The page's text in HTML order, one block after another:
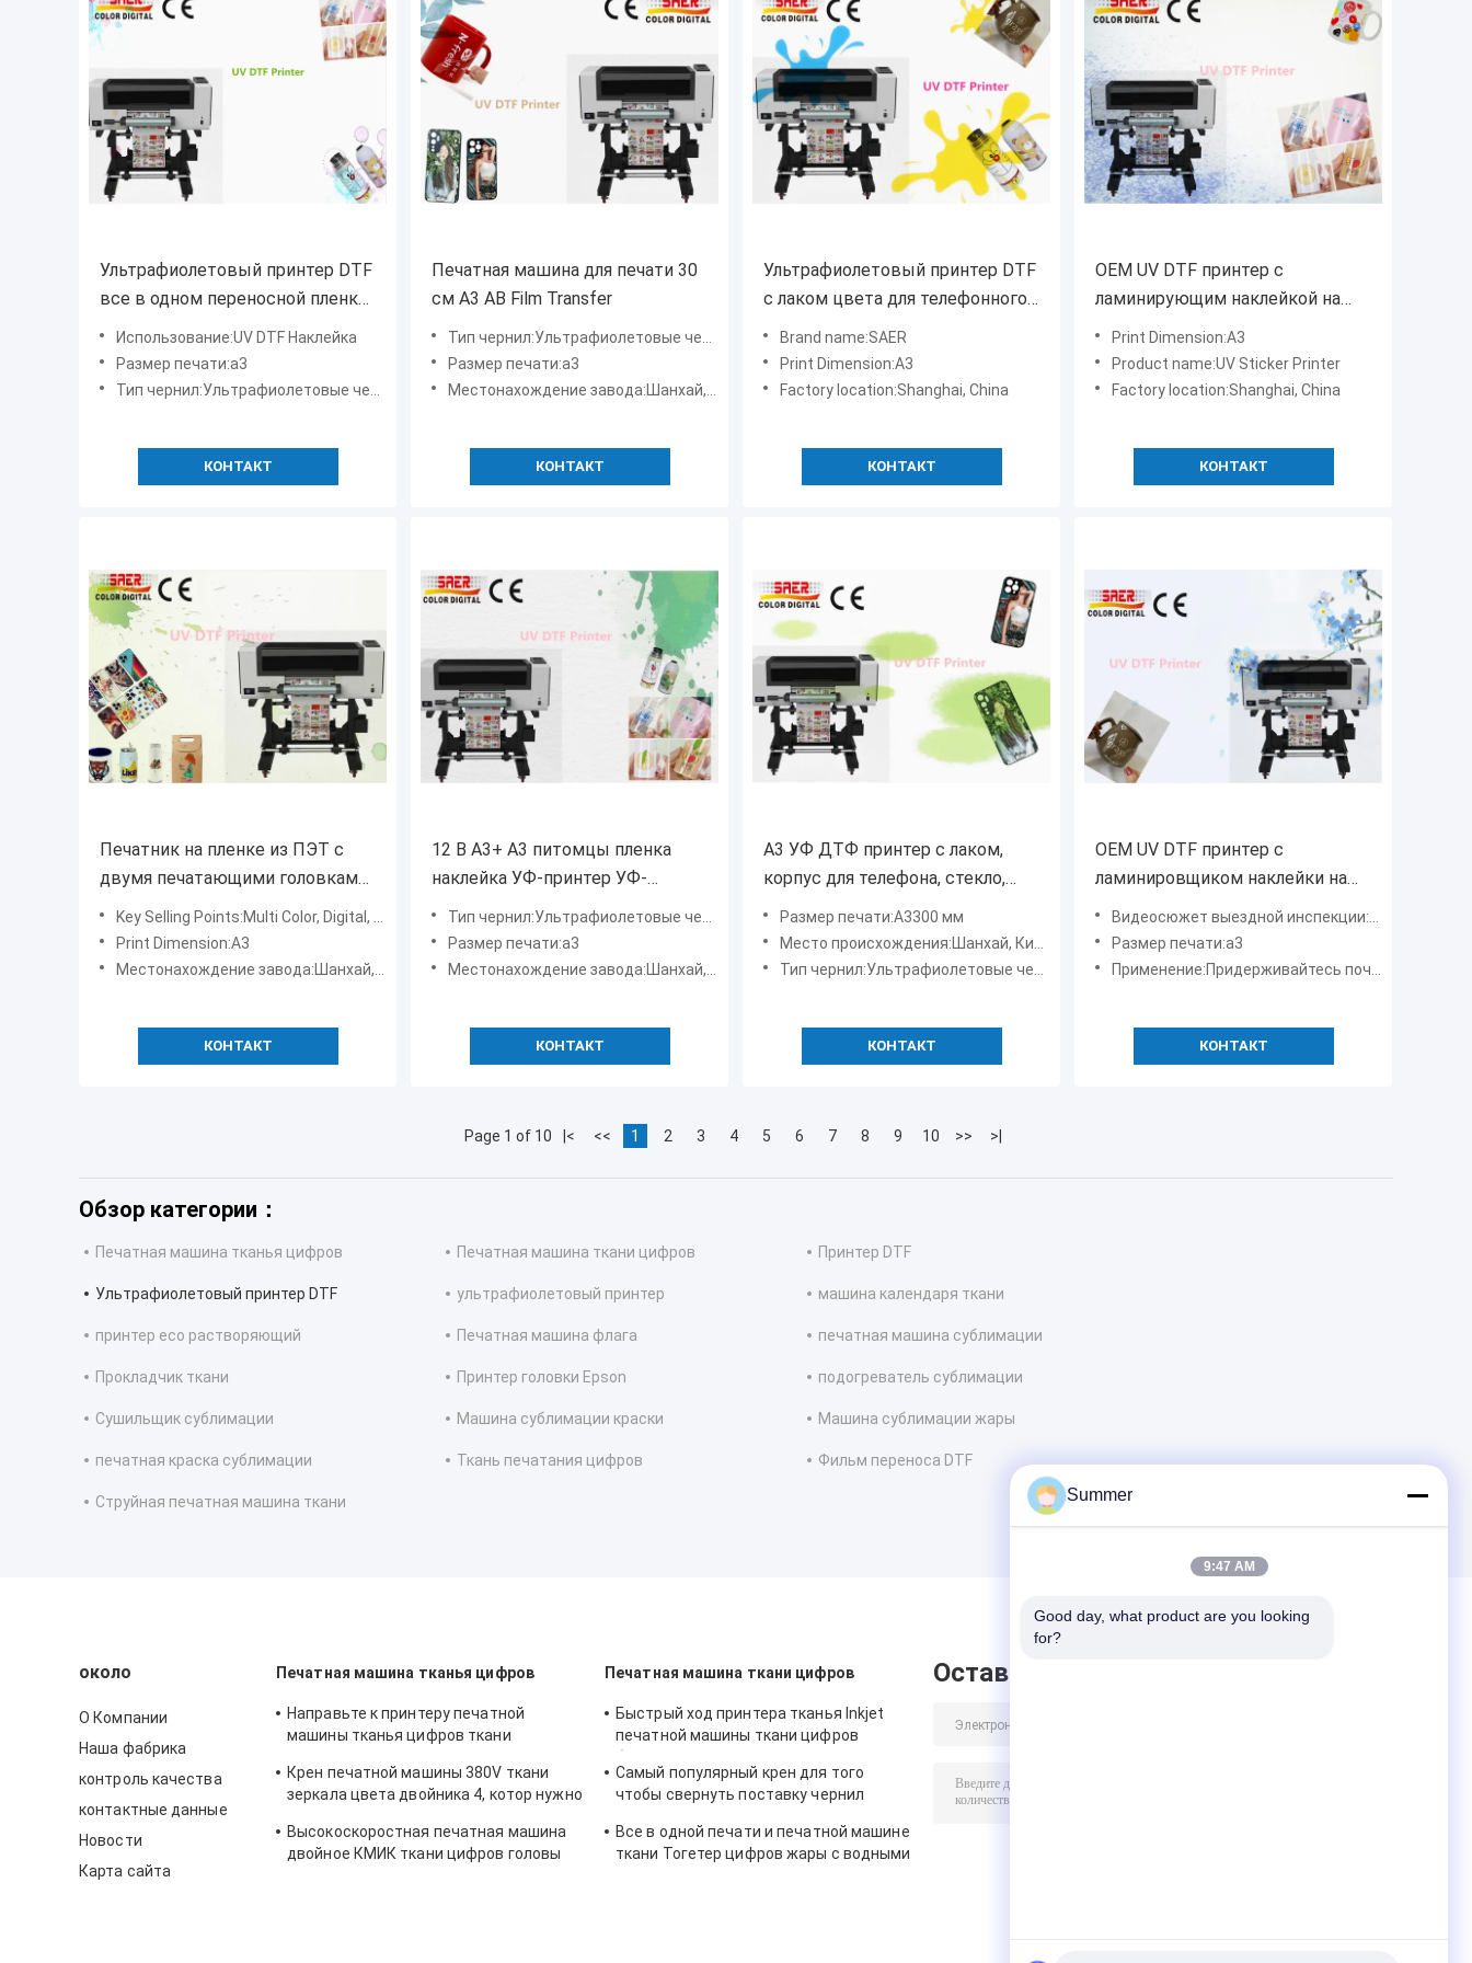
Ультрафиолетовый принтер DTF
все в одном переносной пленке
УФ-принтер с головкой 3 шт.
Использование:UV DTF Наклейка
Размер печати:а3
Тип чернил:Ультрафиолетовые чернила
КОНТАКТ
Печатная машина для печати 30
см А3 AB Film Transfer
Тип чернил:Ультрафиолетовые чернила
Размер печати:а3
Местонахождение завода:Шанхай, Китай
КОНТАКТ
Ультрафиолетовый принтер DTF
с лаком цвета для телефонного
чехла / подарков / фото / шаров
/ металла / пластика / кожи /
чашки печати
Brand name:SAER
Print Dimension:A3
Factory location:Shanghai, China
КОНТАКТ
OEM UV DTF принтер с
ламинирующим наклейкой на
этикетки
Print Dimension:A3
Product name:UV Sticker Printer
Factory location:Shanghai, China
КОНТАКТ
Печатник на пленке из ПЭТ с
двумя печатающими головками
Печатники DTF размером A3
Цифровые печатники DTF для
малого бизнеса
Key Selling Points:Multi Color, Digital, Long Service Life, Automatic, Sustainable, Low Maintenance Cost, Easy to Operate, High Productivity, High Safety Level, High-accuracy
Print Dimension:A3
Местонахождение завода:Шанхай, Китай
КОНТАКТ
12 В А3+ А3 питомцы пленка
наклейка УФ-принтер УФ-
принтер
Тип чернил:Ультрафиолетовые чернила
Размер печати:а3
Местонахождение завода:Шанхай, Китай
КОНТАКТ
А3 УФ ДТФ принтер с лаком,
корпус для телефона, стекло,
цилиндр бутылка ID-карта
принтер УФ наклейки принтер
Размер печати:А3300 мм
Место происхождения:Шанхай, Китай
Тип чернил:Ультрафиолетовые чернила
КОНТАКТ
OEM UV DTF принтер с
ламинировщиком наклейки на
этикетки Чашечная печатная
машина для малого домашнего
бизнеса
Видеосюжет выездной инспекции:Оникс
Размер печати:а3
Применение:Придерживайтесь почти неограниченного материала
КОНТАКТ
Page 1 of 10 |< << 1 2 3 4 5 6 7 8 9 10 >> >|
Обзор категории：
Печатная машина тканья цифров Печатная машина ткани цифров Принтер DTF
Ультрафиолетовый принтер DTF ультрафиолетовый принтер машина календаря ткани
принтер eco растворяющий Печатная машина флага печатная машина сублимации
Прокладчик ткани Принтер головки Epson подогреватель сублимации
Сушильщик сублимации Машина сублимации краски Машина сублимации жары
печатная краска сублимации Ткань печатания цифров Фильм переноса DTF
Струйная печатная машина ткани
около
О Компании
Наша фабрика
контроль качества
контактные данные
Новости
Карта сайта
Печатная машина тканья цифров
Направьте к принтеру печатной
машины тканья цифров ткани
Крен печатной машины 380V ткани
зеркала цвета двойника 4, котор нужно
Высокоскоростная печатная машина
двойное КМИК ткани цифров головы
Печатная машина ткани цифров
Быстрый ход принтера тканья Inkjet
печатной машины ткани цифров
Самый популярный крен для того
чтобы свернуть поставку чернил
тканья непрерывную
Все в одной печати и печатной машине
ткани Тогетер цифров жары с водными
Оставить сообщение
Summer
9:47 AM
Good day, what product are you looking
for?